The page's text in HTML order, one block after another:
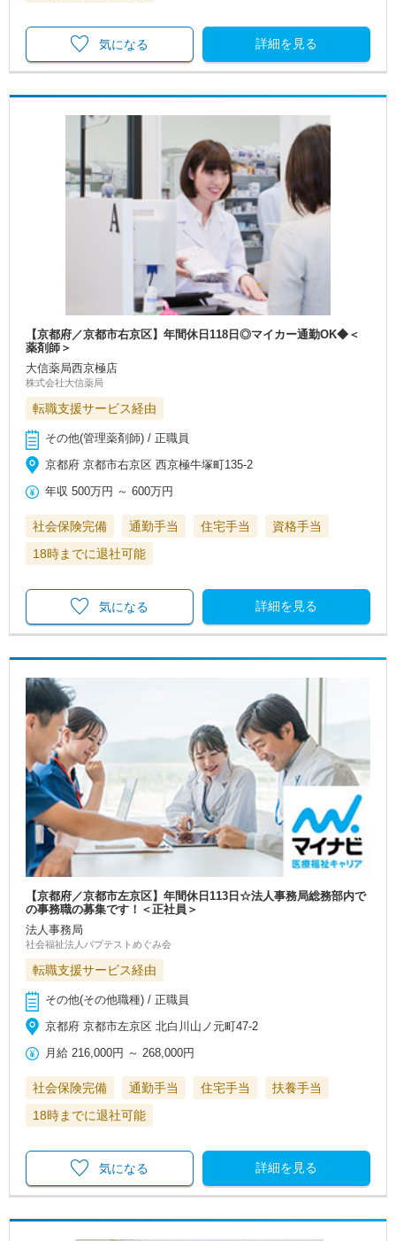
詳細を見る
気になる
【京都府／京都市右京区】年間休日118日◎マイカー通勤OK◆＜
薬剤師＞
大信薬局西京極店
株式会社大信薬局
転職支援サービス経由
その他(管理薬剤師) / 正職員
京都府 京都市右京区 西京極牛塚町135-2
年収 500万円 ～600万円
社会保険完備 通勤手当 住宅手当
資格手当
18時までに退社可能
詳細を見る
気になる
【京都府／京都市左京区】年間休日113日☆法人事務局総務部内で
の事務職の募集です！＜正社員＞
法人事務局
社会福祉法人バプテストめぐみ会
転職支援サービス経由
その他(その他職種) / 正職員
京都府 京都市左京区 北白川山ノ元町47-2
月給 216,000円 ～ 268,000円
社会保険完備 通勤手当 住宅手当
扶養手当
18時までに退社可能
詳細を見る
気になる